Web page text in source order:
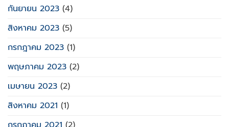
กันยายน 2023 (4)
สิงหาคม 2023 (5)
กรกฎาคม 2023 (1)
พฤษภาคม 2023 (2)
เมษายน 2023 (2)
สิงหาคม 2021 (1)